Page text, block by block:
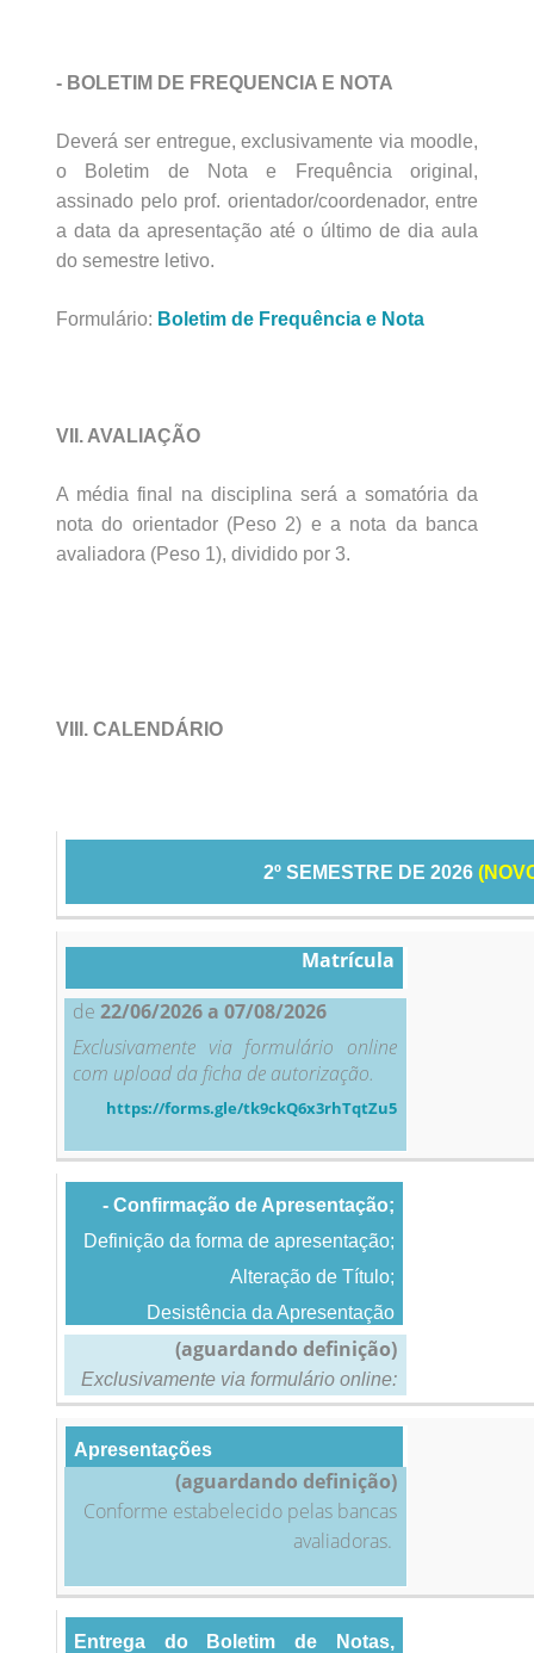
- BOLETIM DE FREQUENCIA E NOTA
Deverá ser entregue, exclusivamente via moodle,
o Boletim de Nota e Frequência original,
assinado pelo prof. orientador/coordenador, entre
a data da apresentação até o último de dia aula
do semestre letivo.
Formulário: Boletim de Frequência e Nota
VII. AVALIAÇÃO
A média final na disciplina será a somatória da
nota do orientador (Peso 2) e a nota da banca
avaliadora (Peso 1), dividido por 3.
VIII. CALENDÁRIO
2º SEMESTRE DE 2026
Matrícula
de 22/06/2026 a 07/08/2026
Exclusivamente via formulário online
com upload da ficha de autorização.
https://forms.gle/tk9ckQ6x3rhTqtZu5
- Confirmação de Apresentação;
Definição da forma de apresentação;
Alteração de Título;
Desistência da Apresentação
(aguardando definição)
Exclusivamente via formulário online:
Apresentações
(aguardando definição)
Conforme estabelecido pelas bancas
avaliadoras.
Entrega do Boletim de Notas,